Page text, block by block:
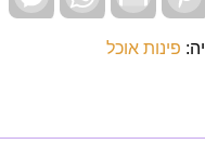
פינות אוכל